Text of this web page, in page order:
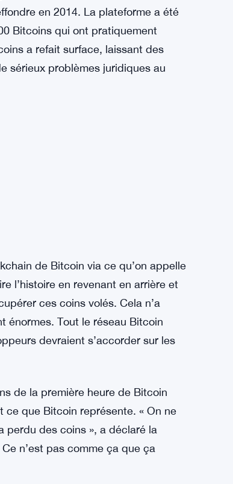
en 2014. La plateforme a été
Bitcoins qui ont pratiquement
a refait surface, laissant des
sérieux problèmes juridiques au
de Bitcoin via ce qu’on appelle
l’histoire en revenant en arrière et
ces coins volés. Cela n’a
Tout le réseau Bitcoin
devraient s’accorder sur les